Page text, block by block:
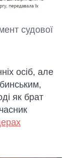
судової
осіб, але
як брат